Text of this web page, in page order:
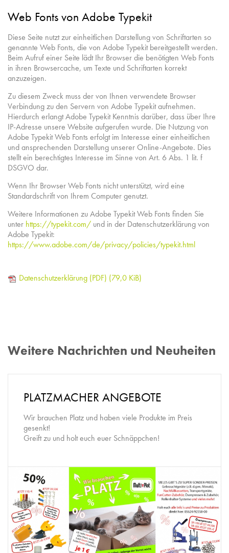
Web Fonts von Adobe Typekit
Diese Seite nutzt zur einheitlichen Darstellung von Schriftarten so
genannte Web Fonts, die von Adobe Typekit bereitgestellt werden.
Beim Aufruf einer Seite lädt Ihr Browser die benötigten Web Fonts
in ihren Browsercache, um Texte und Schriftarten korrekt
anzuzeigen.
Zu diesem Zweck muss der von Ihnen verwendete Browser
Verbindung zu den Servern von Adobe Typekit aufnehmen.
Hierdurch erlangt Adobe Typekit Kenntnis darüber, dass über Ihre
IP-Adresse unsere Website aufgerufen wurde. Die Nutzung von
Adobe Typekit Web Fonts erfolgt im Interesse einer einheitlichen
und ansprechenden Darstellung unserer Online-Angebote. Dies
stellt ein berechtigtes Interesse im Sinne von Art. 6 Abs. 1 lit. f
DSGVO dar.
Wenn Ihr Browser Web Fonts nicht unterstützt, wird eine
Standardschrift von Ihrem Computer genutzt.
Weitere Informationen zu Adobe Typekit Web Fonts finden Sie
unter https://typekit.com/ und in der Datenschutzerklärung von
Adobe Typekit:
https://www.adobe.com/de/privacy/policies/typekit.html
Datenschutzerklärung (PDF) (79,0 KiB)
Weitere Nachrichten und Neuheiten
PLATZMACHER ANGEBOTE
Wir brauchen Platz und haben viele Produkte im Preis
gesenkt!
Greift zu und holt euch euer Schnäppchen!